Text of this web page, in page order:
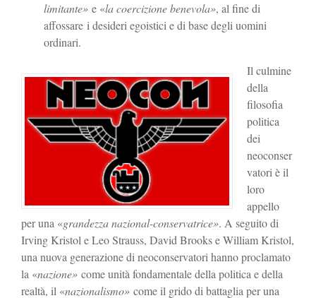
limitante» e «la coercizione benevola», al fine di
affossare i desideri egoistici e di base degli uomini
ordinari.
Il culmine
della
filosofia
politica
dei
neoconser
vatori è il
loro
appello
per una «grandezza nazional-conservatrice». A seguito di
Irving Kristol e Leo Strauss, David Brooks e William Kristol,
una nuova generazione di neoconservatori hanno proclamato
la «nazione» come unità fondamentale della politica e della
realtà, il «nazionalismo» come il grido di battaglia per una